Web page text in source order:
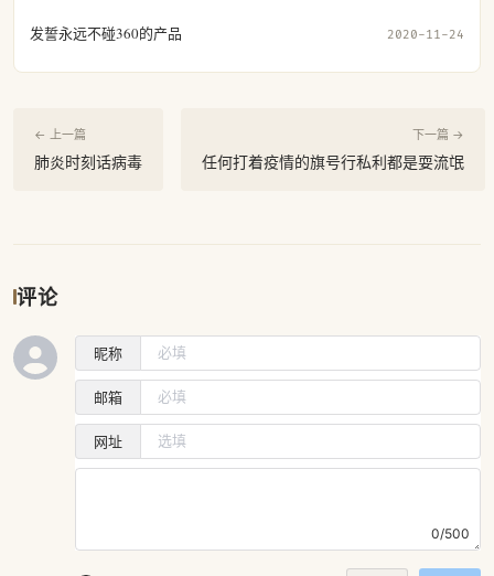
发誓永远不碰360的产品 2020-11-24
← 上一篇
肺炎时刻话病毒
下一篇 →
任何打着疫情的旗号行私利都是耍流氓
评论
昵称
邮箱
网址
0/500